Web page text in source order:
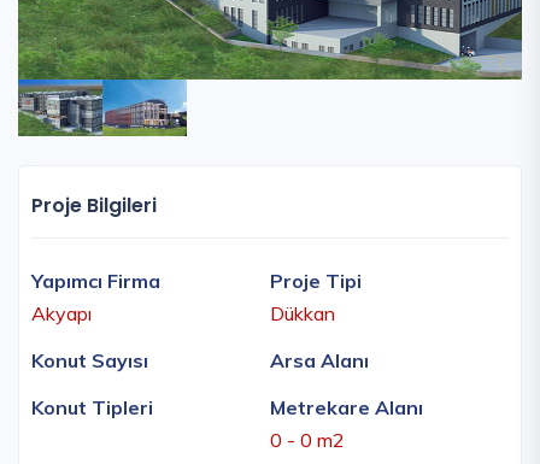
Proje Bilgileri
Yapımcı Firma
Akyapı
Proje Tipi
Dükkan
Konut Sayısı
Arsa Alanı
Konut Tipleri
Metrekare Alanı
0 - 0 m2